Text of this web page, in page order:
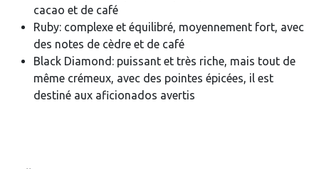
cacao et de café
Ruby: complexe et équilibré, moyennement fort, avec
des notes de cèdre et de café
Black Diamond: puissant et très riche, mais tout de
même crémeux, avec des pointes épicées, il est
destiné aux aficionados avertis